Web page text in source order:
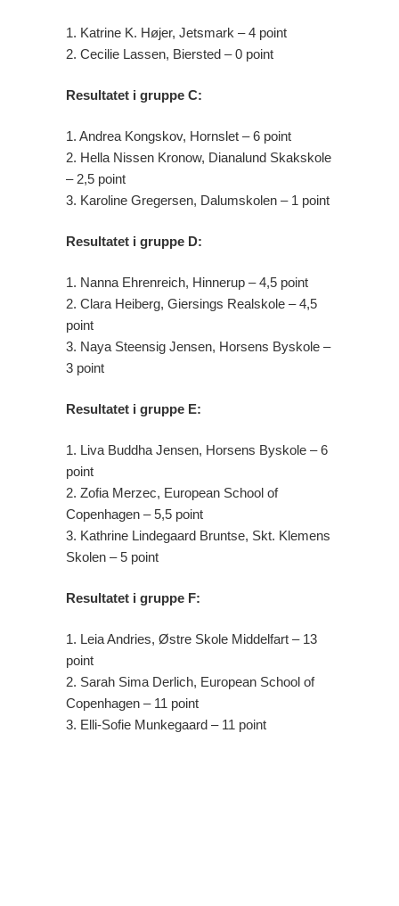
1. Katrine K. Højer, Jetsmark – 4 point
2. Cecilie Lassen, Biersted – 0 point
Resultatet i gruppe C:
1. Andrea Kongskov, Hornslet – 6 point
2. Hella Nissen Kronow, Dianalund Skakskole
– 2,5 point
3. Karoline Gregersen, Dalumskolen – 1 point
Resultatet i gruppe D:
1. Nanna Ehrenreich, Hinnerup – 4,5 point
2. Clara Heiberg, Giersings Realskole – 4,5
point
3. Naya Steensig Jensen, Horsens Byskole –
3 point
Resultatet i gruppe E:
1. Liva Buddha Jensen, Horsens Byskole – 6
point
2. Zofia Merzec, European School of
Copenhagen – 5,5 point
3. Kathrine Lindegaard Bruntse, Skt. Klemens
Skolen – 5 point
Resultatet i gruppe F:
1. Leia Andries, Østre Skole Middelfart – 13
point
2. Sarah Sima Derlich, European School of
Copenhagen – 11 point
3. Elli-Sofie Munkegaard – 11 point